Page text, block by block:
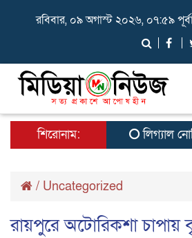
রবিবার, ০৯ অগাস্ট ২০২৬, ০৭:৫৯
শিরোনাম:
লিগ্যাল
/ Uncategorized
রায়পুরে অটোরিকশা চাপায়